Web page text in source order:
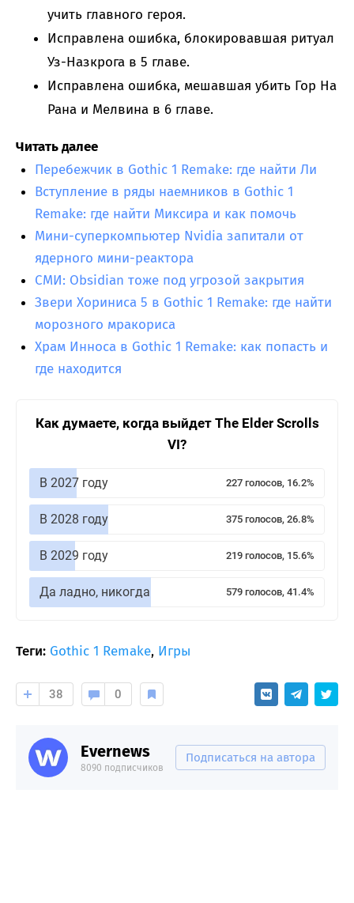
учить главного героя.
Исправлена ошибка, блокировавшая ритуал
Уз-Назкрога в 5 главе.
Исправлена ошибка, мешавшая убить Гор На
Рана и Мелвина в 6 главе.
Читать далее
Перебежчик в Gothic 1 Remake: где найти Ли
Вступление в ряды наемников в Gothic 1
Remake: где найти Миксира и как помочь
Мини-суперкомпьютер Nvidia запитали от
ядерного мини-реактора
СМИ: Obsidian тоже под угрозой закрытия
Звери Хориниса 5 в Gothic 1 Remake: где найти
морозного мракориса
Храм Инноса в Gothic 1 Remake: как попасть и
где находится
Как думаете, когда выйдет The Elder Scrolls
VI?
В 2027 году 227 голосов, 16.2%
В 2028 году 375 голосов, 26.8%
В 2029 году 219 голосов, 15.6%
Да ладно, никогда 579 голосов, 41.4%
Теги: Gothic 1 Remake, Игры
38 0
Evernews
8090 подписчиков
Подписаться на автора